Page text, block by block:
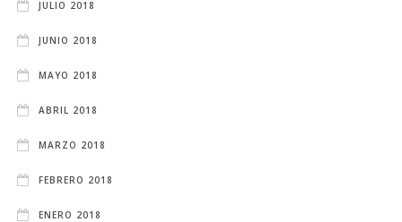
JULIO 2018
JUNIO 2018
MAYO 2018
ABRIL 2018
MARZO 2018
FEBRERO 2018
ENERO 2018